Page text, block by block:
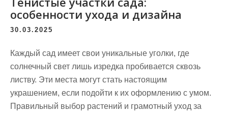
особенности ухода и дизайна
30.03.2025
Каждый сад имеет свои уникальные уголки, где
солнечный свет лишь изредка пробивается сквозь
листву. Эти места могут стать настоящим
украшением, если подойти к их оформлению с умом.
Правильный выбор растений и грамотный уход за